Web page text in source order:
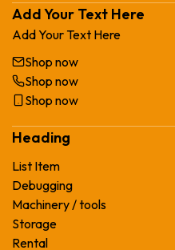
Add Your Text Here
Add Your Text Here
Shop now
Shop now
Shop now
Heading
List Item
Debugging
Machinery / tools
Storage
Rental